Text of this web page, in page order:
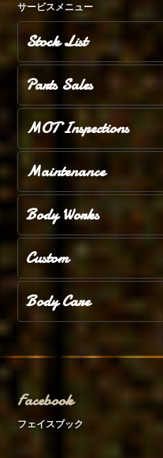
サービスメニュー
Stock List
Parts Sales
MOT Inspections
Maintenance
Body Works
Custom
Body Care
Facebook
フェイスブック